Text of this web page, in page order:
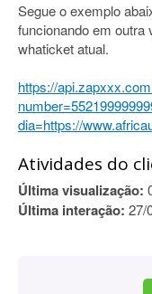
Segue o exemplo
funcionando em
whaticket atual.
https://
dia=https://
Atividades do
Última visualização:
Última interação: 27/